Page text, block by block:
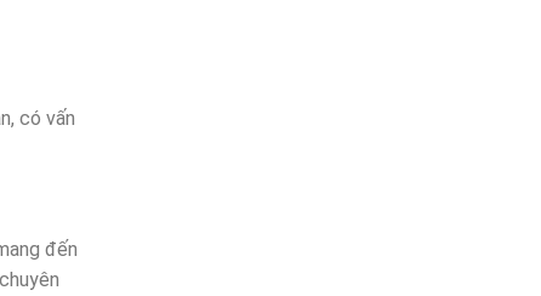
có vấn
đến